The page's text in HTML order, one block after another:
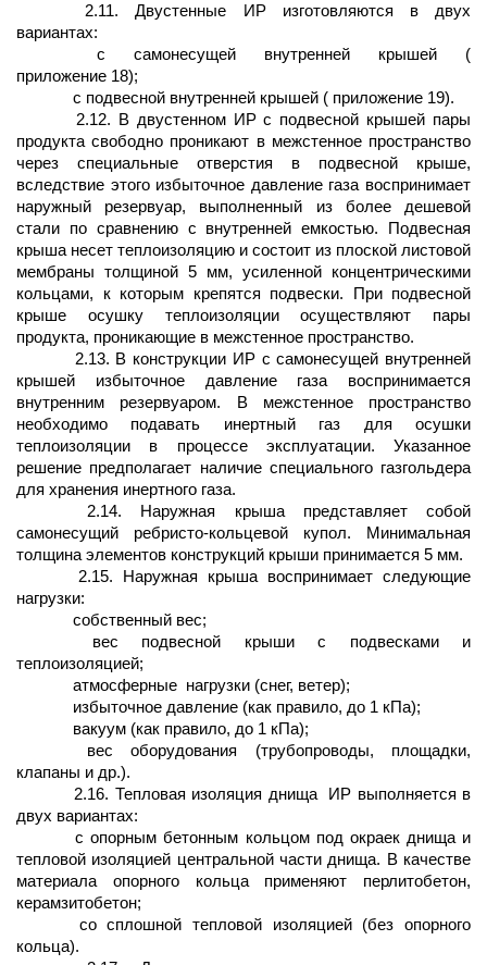
2.11. Двустенные ИР изготовляются в двух
вариантах:
с самонесущей внутренней крышей (
приложение 18);
с подвесной внутренней крышей ( приложение 19).
2.12. В двустенном ИР с подвесной крышей пары
продукта свободно проникают в межстенное пространство
через специальные отверстия в подвесной крыше,
вследствие этого избыточное давление газа воспринимает
наружный резервуар, выполненный из более дешевой
стали по сравнению с внутренней емкостью. Подвесная
крыша несет теплоизоляцию и состоит из плоской листовой
мембраны толщиной 5 мм, усиленной концентрическими
кольцами, к которым крепятся подвески. При подвесной
крыше осушку теплоизоляции осуществляют пары
продукта, проникающие в межстенное пространство.
2.13. В конструкции ИР с самонесущей внутренней
крышей избыточное давление газа воспринимается
внутренним резервуаром. В межстенное пространство
необходимо подавать инертный газ для осушки
теплоизоляции в процессе эксплуатации. Указанное
решение предполагает наличие специального газгольдера
для хранения инертного газа.
2.14. Наружная крыша представляет собой
самонесущий ребристо-кольцевой купол. Минимальная
толщина элементов конструкций крыши принимается 5 мм.
2.15. Наружная крыша воспринимает следующие
нагрузки:
собственный вес;
вес подвесной крыши с подвесками и
теплоизоляцией;
атмосферные нагрузки (снег, ветер);
избыточное давление (как правило, до 1 кПа);
вакуум (как правило, до 1 кПа);
вес оборудования (трубопроводы, площадки,
клапаны и др.).
2.16. Тепловая изоляция днища
ИР выполняется в
двух вариантах:
с опорным бетонным кольцом под окраек днища и
тепловой изоляцией центральной части днища. В качестве
материала опорного кольца применяют перлитобетон,
керамзитобетон;
со сплошной тепловой изоляцией (без опорного
кольца).